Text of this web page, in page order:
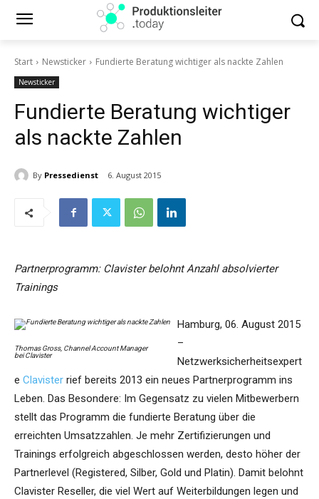
Start Newsticker Fundierte Beratung wichtiger als nackte Zahlen
Newsticker
Fundierte Beratung wichtiger
als nackte Zahlen
By Pressedienst 6. August 2015
Partnerprogramm: Clavister belohnt Anzahl absolvierter
Trainings
Thomas Gross, Channel Account Manager
bei Clavister
Hamburg, 06. August 2015
–
Netzwerksicherheitsexpert
e Clavister rief bereits 2013 ein neues Partnerprogramm ins
Leben. Das Besondere: Im Gegensatz zu vielen Mitbewerbern
stellt das Programm die fundierte Beratung über die
erreichten Umsatzzahlen. Je mehr Zertifizierungen und
Trainings erfolgreich abgeschlossen werden, desto höher der
Partnerlevel (Registered, Silber, Gold und Platin). Damit belohnt
Clavister Reseller, die viel Wert auf Weiterbildungen legen und